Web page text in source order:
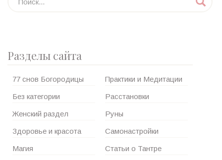
Разделы сайта
77 снов Богородицы
Без категории
Женский раздел
Здоровье и красота
Магия
Практики и Медитации
Расстановки
Руны
Самонастройки
Статьи о Тантре